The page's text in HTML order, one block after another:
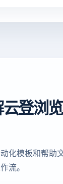
登浏
化模板和帮助
流。